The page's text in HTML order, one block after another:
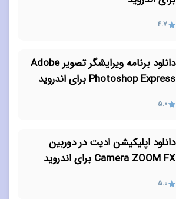
4.7
دانلود برنامه ویرایشگر تصویر Adobe
Photoshop Express برای اندروید
5.0
دانلود اپلیکیشن ادیت در دوربین
Camera ZOOM FX برای اندروید
5.0